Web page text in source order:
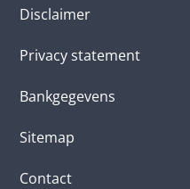
Disclaimer
Privacy statement
Bankgegevens
Sitemap
Contact